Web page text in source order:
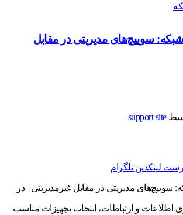
سوییچ‌های مدیریتی در مقابل
support site
لینکدین تلگرام
سوییچ‌های مدیریتی در مقابل غیرمدیریتی در
اطلاعات و ارتباطات، انتخاب تجهیزات مناسب